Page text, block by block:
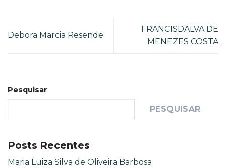
Debora Marcia Resende
FRANCISDALVA DE
MENEZES COSTA
Pesquisar
PESQUISAR
Posts Recentes
Maria Luiza Silva de Oliveira Barbosa